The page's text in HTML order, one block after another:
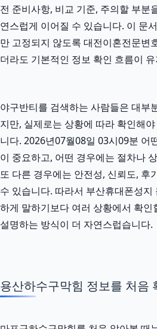
전 준비사항, 비교 기준, 주의할 부분
연스럽게 이어질 수 있습니다. 이 문
만 고정되지 않도록 대전이혼전문변
더라도 기본적인 정보 확인 흐름이
야구반티를 검색하는 사람들은 대부
지만, 실제로는 상황에 따라 확인해
니다. 2026년07월08일 03시09분 어
이 중요하고, 어떤 경우에는 절차나
또 다른 경우에는 안전성, 신뢰도, 후
수 있습니다. 따라서 부산휴대폰성
하게 말하기보다 여러 상황에서 확인
설명하는 방식이 더 자연스럽습니다.
용산하수구막힘 정보를 처음